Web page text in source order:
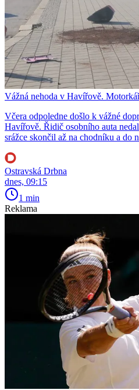
Vážná nehoda v Havířově.
Včera odpoledne došlo k vážné
Havířově. Řidič osobního auta
srážce skončil až na chodníku a do
Ostravská Drbna
dnes, 09:15
1 min
Reklama